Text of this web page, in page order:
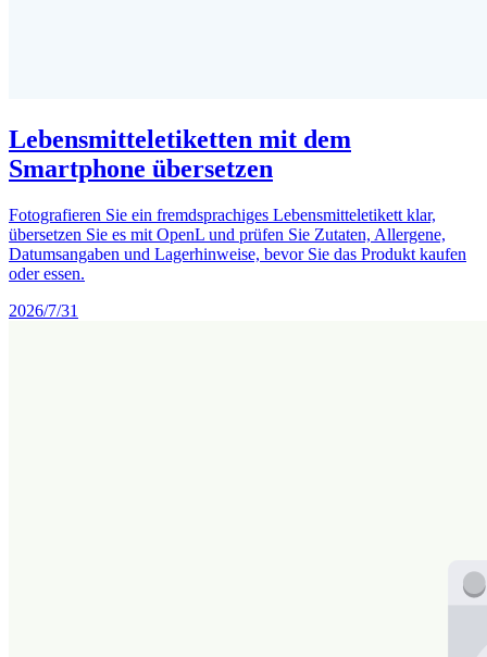
Lebensmitteletiketten mit dem
Smartphone übersetzen
Fotografieren Sie ein fremdsprachiges Lebensmitteletikett klar,
übersetzen Sie es mit OpenL und prüfen Sie Zutaten, Allergene,
Datumsangaben und Lagerhinweise, bevor Sie das Produkt kaufen
oder essen.
2026/7/31